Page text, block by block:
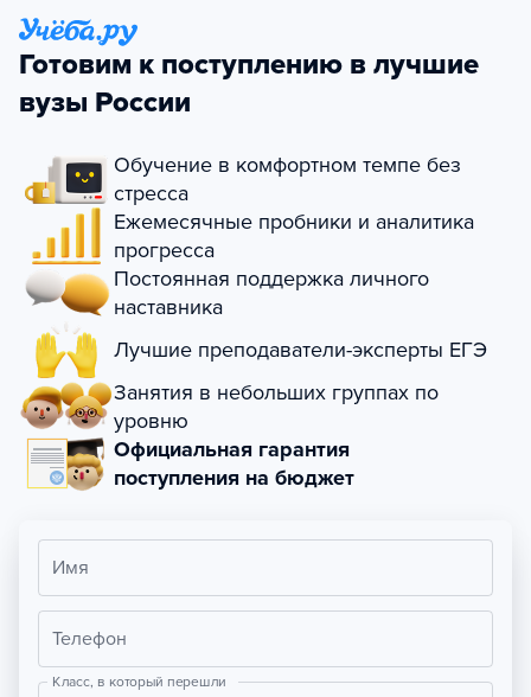
Готовим к поступлению в лучшие
вузы России
Обучение в комфортном темпе без
стресса
Ежемесячные пробники и аналитика
прогресса
Постоянная поддержка личного
наставника
Лучшие преподаватели-эксперты ЕГЭ
Занятия в небольших группах по
уровню
Официальная гарантия
поступления на бюджет
Имя
Телефон
Класс, в который перешли